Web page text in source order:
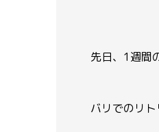
先日、 1週間
バリでのリト